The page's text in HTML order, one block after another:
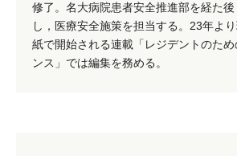
修了。名大病院患者安全推進部を経た
し，医療安全施策を担当する。23年よ
紙で開始される連載「レジデントのた
ンス」では編集を務める。